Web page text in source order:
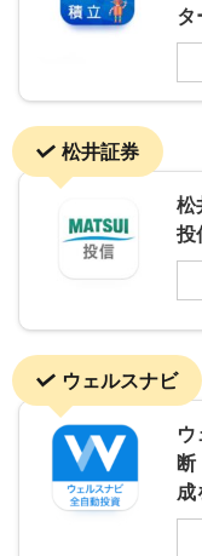
タ
松井証券
松
投
ウェルスナビ
成